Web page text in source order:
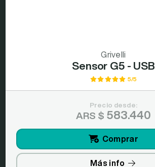
Grivelli
Sensor G5 - USB
5/5
Precio desde:
ARS $ 583.440
Comprar
Más info